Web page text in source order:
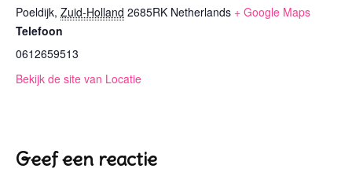
Poeldijk, Zuid-Holland 2685RK Netherlands + Google Maps
Telefoon
0612659513
Bekijk de site van Locatie
Geef een reactie